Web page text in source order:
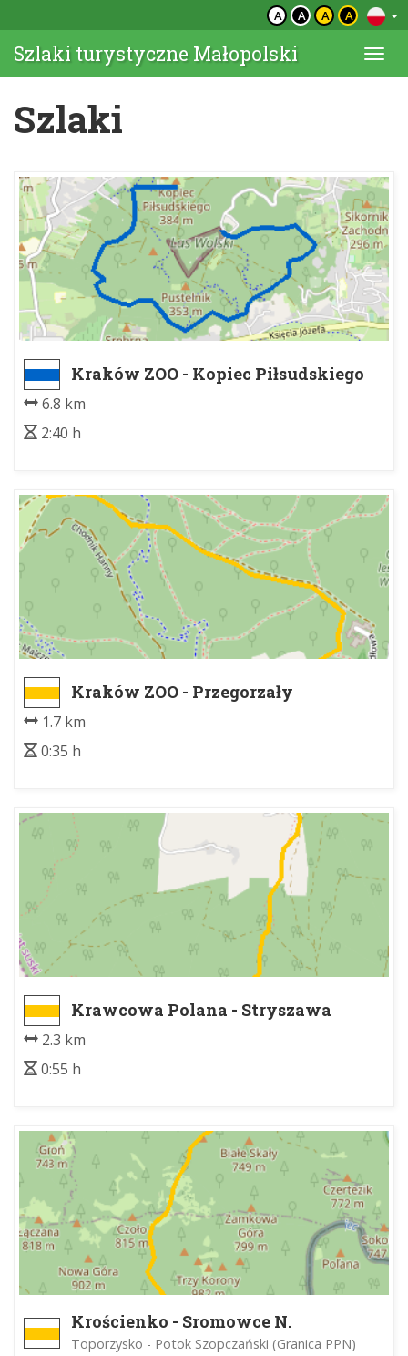
A A A A
Szlaki turystyczne Małopolski
Szlaki
Kraków ZOO - Kopiec Piłsudskiego
6.8 km
2:40 h
Kraków ZOO - Przegorzały
1.7 km
0:35 h
Krawcowa Polana - Stryszawa
2.3 km
0:55 h
Krościenko - Sromowce N.
Toporzysko - Potok Szopczański (Granica PPN)